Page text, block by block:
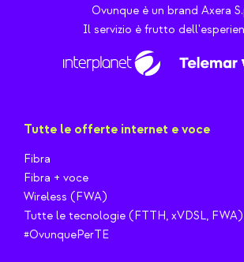
Ovunque è un brand Axera
Il servizio è frutto
Tutte le offerte internet e voce
Fibra
Fibra + voce
Wireless (FWA)
Tutte le tecnologie (FTTH, xVDSL, FWA)
#OvunquePerTE